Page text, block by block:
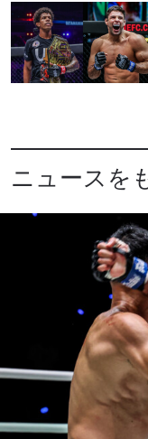
ニュースを
ハ
このフォームを